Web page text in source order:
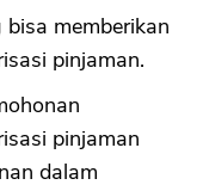
memberikan
pinjaman.
pinjaman
dalam